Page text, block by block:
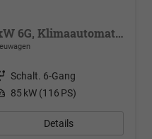
Trend Facelift 1.5 TSI 85 kW 6G, Klimaautomatik, 5 Sitze, Zuziehhilfe Schiebetüren + Heckklappe, PDC v+h, ACC, Side Assist Blind Spot, Ausparkhilfe, Ausstiegswarner, Digital Cockpit PRO, Radioanlage Navigationsvorbereituing,, Mittearmlehne verstellbar
Getriebe Schalt. 6-Gang
Leistung 85 kW (116 PS)
Details